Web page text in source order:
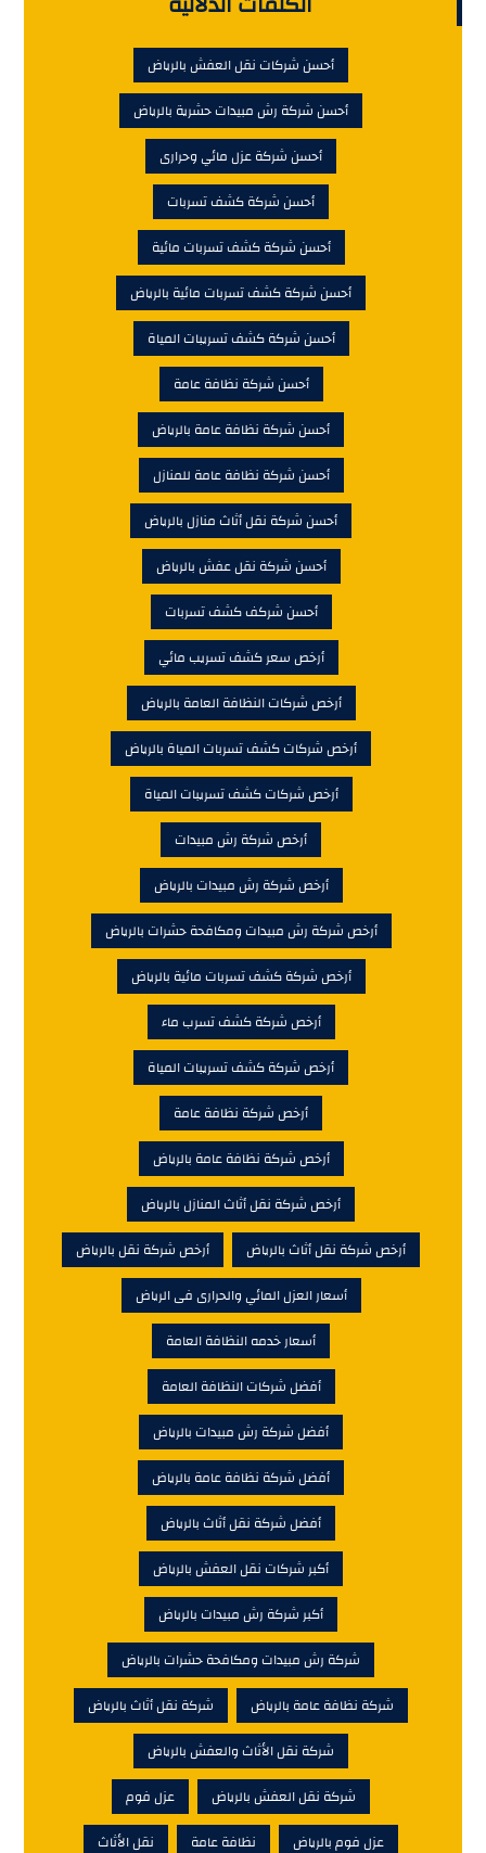
أحسن شركات نقل العفش بالرياض
أحسن شركة رش مبيدات حشرية بالرياض
أحسن شركة عزل مائي وحرارى
أحسن شركة كشف تسربات
أحسن شركة كشف تسربات مائية
أحسن شركة كشف تسربات مائية بالرياض
أحسن شركة كشف تسريبات المياة
أحسن شركة نظافة عامة
أحسن شركة نظافة عامة بالرياض
أحسن شركة نظافة عامة للمنازل
أحسن شركة نقل أثاث منازل بالرياض
أحسن شركة نقل عفش بالرياض
أحسن شركف كشف تسربات
أرخص سعر كشف تسريب مائي
أرخص شركات النظافة العامة بالرياض
أرخص شركات كشف تسربات المياة بالرياض
أرخص شركات كشف تسريبات المياة
أرخص شركة رش مبيدات
أرخص شركة رش مبيدات بالرياض
أرخص شركة رش مبيدات ومكافحة حشرات بالرياض
أرخص شركة كشف تسربات مائية بالرياض
أرخص شركة كشف تسرب ماء
أرخص شركة كشف تسريبات المياة
أرخص شركة نظافة عامة
أرخص شركة نظافة عامة بالرياض
أرخص شركة نقل أثاث المنازل بالرياض
أرخص شركة نقل أثاث بالرياض
أرخص شركة نقل بالرياض
أسعار العزل المائي والحرارى فى الرياض
أسعار خدمه النظافة العامة
أفضل شركات النظافة العامة
أفضل شركة رش مبيدات بالرياض
أفضل شركة نظافة عامة بالرياض
أفضل شركة نقل أثاث بالرياض
أكبر شركات نقل العفش بالرياض
أكبر شركة رش مبيدات بالرياض
شركة رش مبيدات ومكافحة حشرات بالرياض
شركة نظافة عامة بالرياض
شركة نقل أثاث بالرياض
شركة نقل الأثاث والعفش بالرياض
شركة نقل العفش بالرياض
عزل فوم
عزل فوم بالرياض
نظافة عامة نقل الأثاث